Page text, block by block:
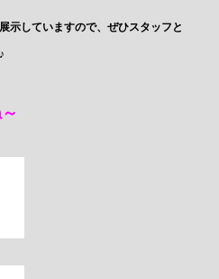
示していますので、ぜひスタッフと